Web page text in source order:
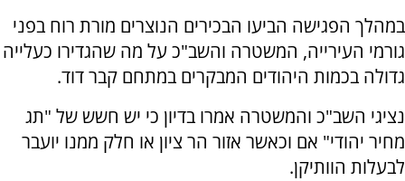
במהלך הפגישה הביעו הבכירים הנוצרים מורת רוח בפני
גורמי העירייה, המשטרה והשב"כ על מה שהגדירו כעלייה
גדולה בכמות היהודים המבקרים במתחם קבר דוד.
נציגי השב"כ והמשטרה אמרו בדיון כי יש חשש של "תג
מחיר יהודי" אם וכאשר אזור הר ציון או חלק ממנו יועבר
לבעלות הוותיקן.